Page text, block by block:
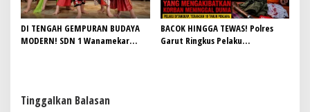
DI TENGAH GEMPURAN BUDAYA
MODERN! SDN 1 Wanamekar
BACOK HINGGA TEWAS! Polres
Garut Ringkus Pelaku
Tinggalkan Balasan